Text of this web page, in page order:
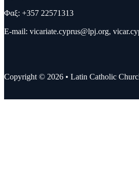
Φαξ: +357 22571313
E-mail: vicariate.cyprus@lpj.org,
Copyright © 2026 • Latin Catholic